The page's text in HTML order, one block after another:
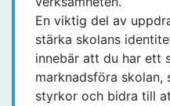
En viktig del av
stärka skolans
innebär att du har ett
marknadsföra skolan,
styrkor och bidra till